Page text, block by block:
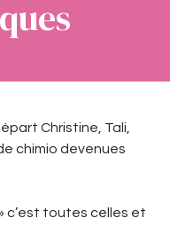
Christine, Tali,
chimio devenues
c’est toutes celles et